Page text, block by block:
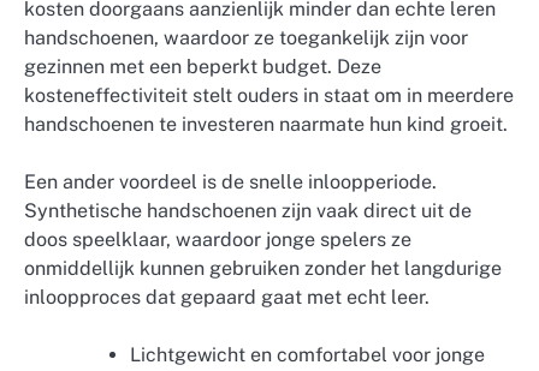
kosten doorgaans aanzienlijk minder dan echte leren
handschoenen, waardoor ze toegankelijk zijn voor
gezinnen met een beperkt budget. Deze
kosteneffectiviteit stelt ouders in staat om in meerdere
handschoenen te investeren naarmate hun kind groeit.
Een ander voordeel is de snelle inloopperiode.
Synthetische handschoenen zijn vaak direct uit de
doos speelklaar, waardoor jonge spelers ze
onmiddellijk kunnen gebruiken zonder het langdurige
inloopproces dat gepaard gaat met echt leer.
Lichtgewicht en comfortabel voor jonge